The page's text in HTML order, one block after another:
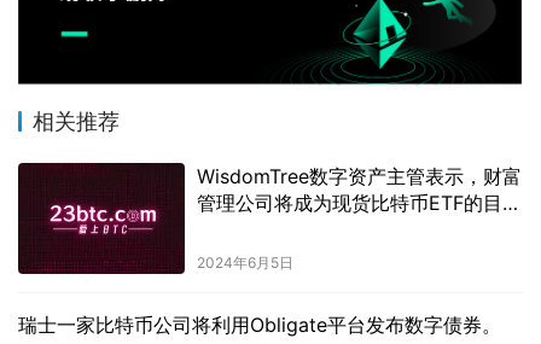
相关推荐
WisdomTree数字资产主管表示，财富
管理公司将成为现货比特币ETF的目标
2024年6月5日
瑞士一家比特币公司将利用Obligate平台发布数字债券。